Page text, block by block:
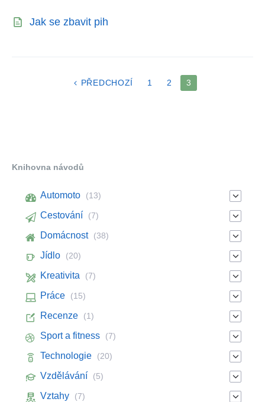
Jak se zbavit pih
STRÁNKOVÁNÍPŘEDCHOZÍ 1 2 3
Knihovna návodů
Automoto (13)
Cestování (7)
Domácnost (38)
Jídlo (20)
Kreativita (7)
Práce (15)
Recenze (1)
Sport a fitness (7)
Technologie (20)
Vzdělávání (5)
Vztahy (7)